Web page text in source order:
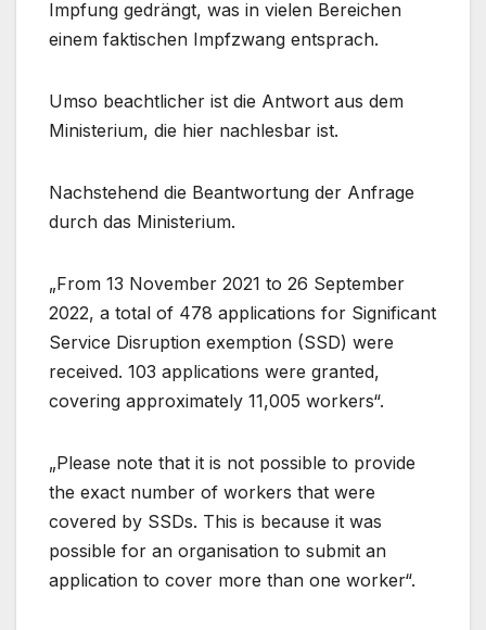
Impfung gedrängt, was in vielen Bereichen
einem faktischen Impfzwang entsprach.
Umso beachtlicher ist die Antwort aus dem
Ministerium, die hier nachlesbar ist.
Nachstehend die Beantwortung der Anfrage
durch das Ministerium.
„From 13 November 2021 to 26 September
2022, a total of 478 applications for Significant
Service Disruption exemption (SSD) were
received. 103 applications were granted,
covering approximately 11,005 workers“.
„Please note that it is not possible to provide
the exact number of workers that were
covered by SSDs. This is because it was
possible for an organisation to submit an
application to cover more than one worker“.